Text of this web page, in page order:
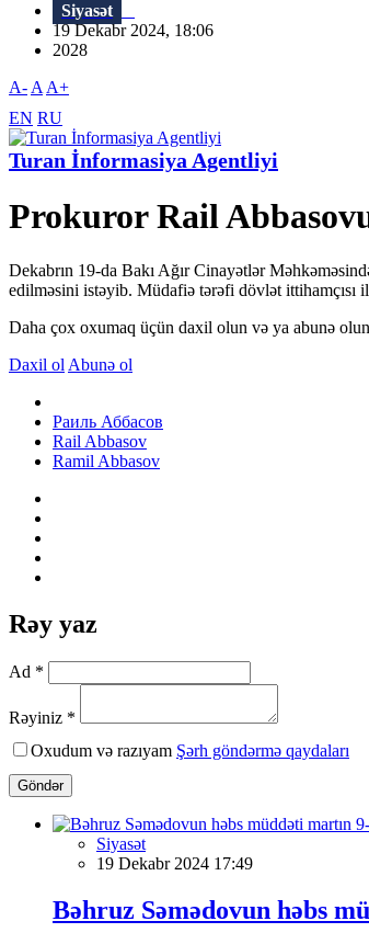
Siyasət
19 Dekabr 2024, 18:06
2028
A- A A+
EN RU
Turan İnformasiya Agentliyi
Prokuror Rail
Dekabrın 19-da Bakı Ağır Cinayətlər
edilməsini istəyib. Müdafiə tərəfi dövlət ittihamçısı
Daha çox oxumaq üçün daxil olun və ya abunə olun
Daxil ol Abunə ol
Раиль Аббасов
Rail Abbasov
Ramil Abbasov
Rəy yaz
Ad *
Rəyiniz *
Oxudum və razıyam Şərh göndərmə qaydaları
Göndər
Siyasət
19 Dekabr 2024 17:49
Bəhruz Səmədovun həbs